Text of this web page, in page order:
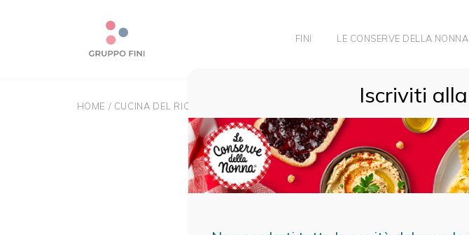
FINI LE CONSERVE DELLA NONNA
HOME / CUCINA DEL RICICLO
CUCINA
Iscriviti